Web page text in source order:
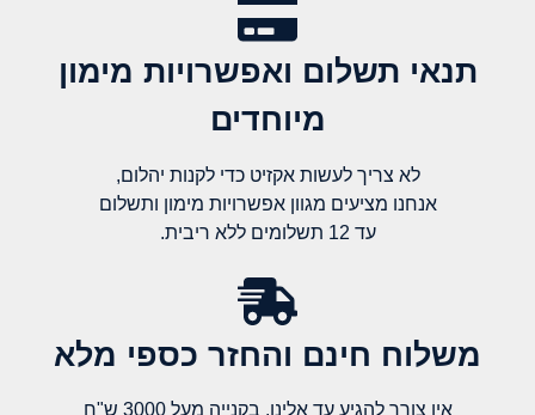
תנאי תשלום ואפשרויות מימון
מיוחדים
לא צריך לעשות אקזיט כדי לקנות יהלום,
אנחנו מציעים מגוון אפשרויות מימון ותשלום
עד 12 תשלומים ללא ריבית.
משלוח חינם והחזר כספי מלא​
אין צורך להגיע עד אלינו, בקנייה מעל 3000 ש"ח